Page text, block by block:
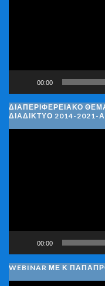
00:00
ΔΙΑΠΕΡΙΦΕΡΕΙΑΚΌ
ΔΙΑΔΊΚΤΥΟ 2014-
00:00
WEBINAR ΜΕ Κ